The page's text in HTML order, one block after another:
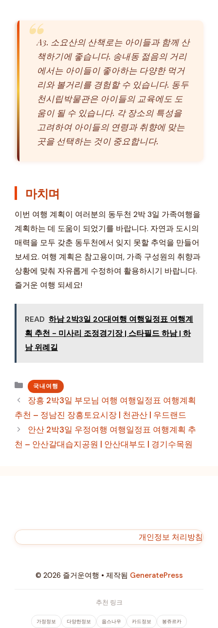
A3. 소요산의 산책로는 아이들과 함께 산
책하기에 좋습니다. 송내동 젊음의 거리
에서는 아이들이 좋아하는 다양한 먹거
리와 볼거리를 경험할 수 있습니다. 동두
천시립박물관은 아이들의 교육에도 도
움이 될 수 있습니다. 각 장소의 특성을
고려하여 아이들의 연령과 취향에 맞는
곳을 선택하는 것이 중요합니다.
마치며
이번 여행 계획이 여러분의 동두천 2박 3일 가족여행을
계획하는 데 도움이 되었기를 바랍니다. 자연과 도시의
매력을 모두 갖춘 동두천에서 잊지 못할 추억을 만들어
보세요. 여행 계획은 참고용이며, 가족 구성원의 취향과
상황에 맞춰 자유롭게 수정하여 활용하시기 바랍니다.
즐거운 여행 되세요!
READ 하남 2박3일 20대여행 여행일정표 여행계
획 추천 - 미사리 조정경기장 | 스타필드 하남 | 하
남 위례길
카
테
고
리
국내여행
장흥 2박3일 부모님 여행 여행일정표 여행계획
추천 – 정남진 장흥토요시장 | 천관산 | 우드랜드
안산 2박3일 우정여행 여행일정표 여행계획 추
천 – 안산갈대습지공원 | 안산대부도 | 경기수목원
개인정보 처리방침
© 2026 즐거운여행 • 제작됨 GeneratePress
추천 링크
가정정보 다양한정보 웁스나우 카드정보 봉쥬르카